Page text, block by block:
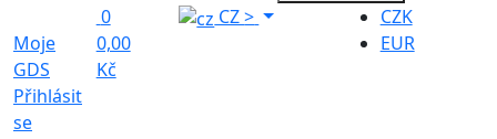
Moje
GDS
Přihlásit
se
0
0,00
Kč
CZ>
CZK
EUR